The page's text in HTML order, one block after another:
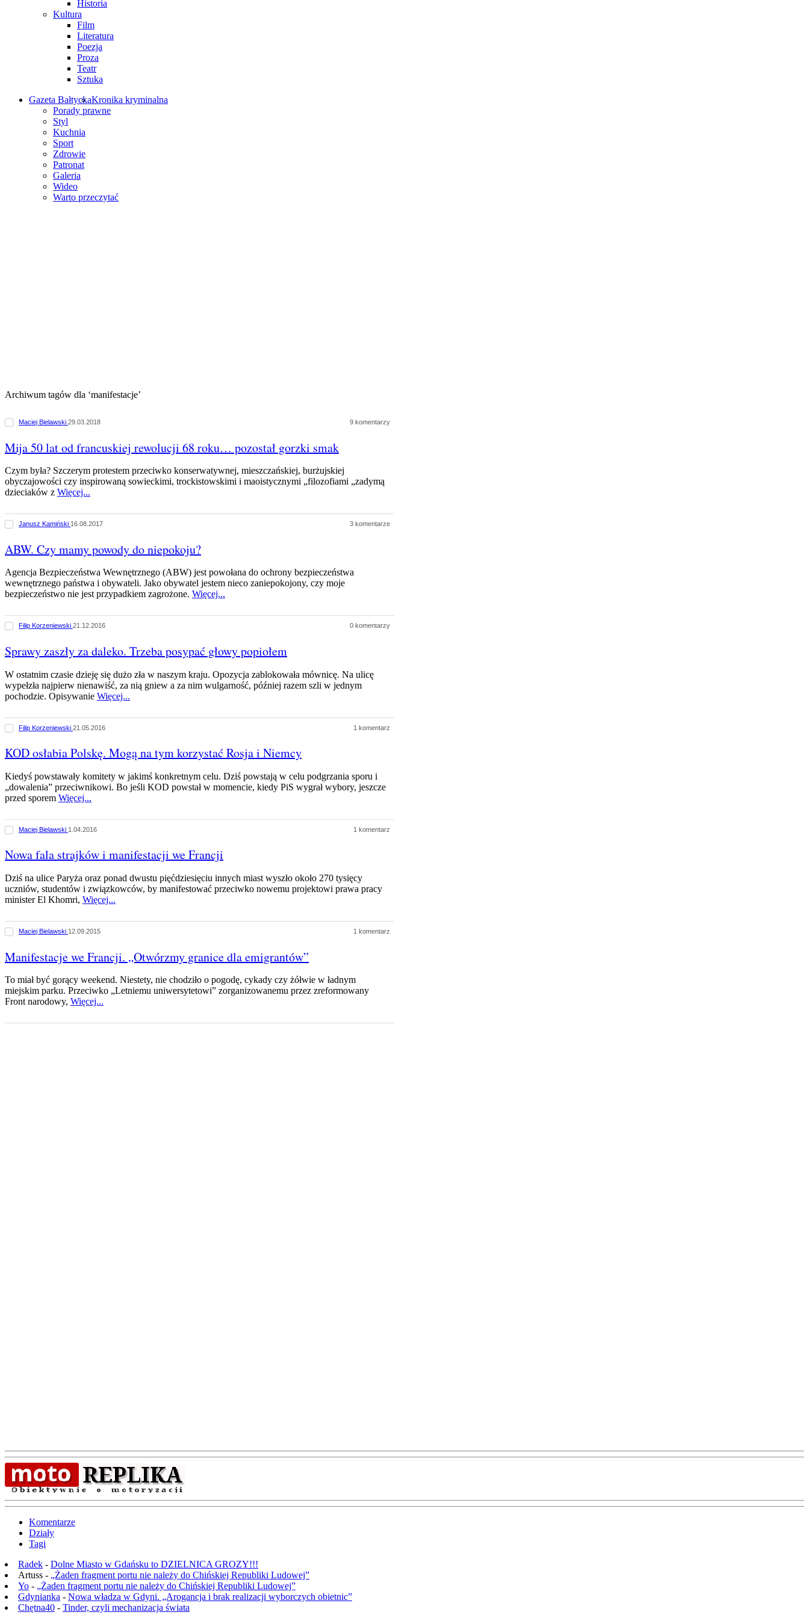
Historia
Kultura
Film
Literatura
Poezja
Proza
Teatr
Sztuka
Gazeta BałtyckaKronika kryminalna
Porady prawne
Styl
Kuchnia
Sport
Zdrowie
Patronat
Galeria
Wideo
Warto przeczytać
Archiwum tagów dla ‘manifestacje’
Maciej Bielawski 29.03.2018 9 komentarzy
Mija 50 lat od francuskiej rewolucji 68 roku… pozostał gorzki smak
Czym była? Szczerym protestem przeciwko konserwatywnej, mieszczańskiej, burżujskiej
obyczajowości czy inspirowaną sowieckimi, trockistowskimi i maoistycznymi „filozofiami „zadymą
dzieciaków z Więcej...
Janusz Kamiński 16.08.2017 3 komentarze
ABW. Czy mamy powody do niepokoju?
Agencja Bezpieczeństwa Wewnętrznego (ABW) jest powołana do ochrony bezpieczeństwa
wewnętrznego państwa i obywateli. Jako obywatel jestem nieco zaniepokojony, czy moje
bezpieczeństwo nie jest przypadkiem zagrożone. Więcej...
Filip Korzeniewski 21.12.2016 0 komentarzy
Sprawy zaszły za daleko. Trzeba posypać głowy popiołem
W ostatnim czasie dzieję się dużo zła w naszym kraju. Opozycja zablokowała mównicę. Na ulicę
wypełzła najpierw nienawiść, za nią gniew a za nim wulgarność, później razem szli w jednym
pochodzie. Opisywanie Więcej...
Filip Korzeniewski 21.05.2016 1 komentarz
KOD osłabia Polskę. Mogą na tym korzystać Rosja i Niemcy
Kiedyś powstawały komitety w jakimś konkretnym celu. Dziś powstają w celu podgrzania sporu i
„dowalenia” przeciwnikowi. Bo jeśli KOD powstał w momencie, kiedy PiS wygrał wybory, jeszcze
przed sporem Więcej...
Maciej Bielawski 1.04.2016 1 komentarz
Nowa fala strajków i manifestacji we Francji
Dziś na ulice Paryża oraz ponad dwustu pięćdziesięciu innych miast wyszło około 270 tysięcy
uczniów, studentów i związkowców, by manifestować przeciwko nowemu projektowi prawa pracy
minister El Khomri, Więcej...
Maciej Bielawski 12.09.2015 1 komentarz
Manifestacje we Francji. „Otwórzmy granice dla emigrantów”
To miał być gorący weekend. Niestety, nie chodziło o pogodę, cykady czy żółwie w ładnym
miejskim parku. Przeciwko „Letniemu uniwersytetowi” zorganizowanemu przez zreformowany
Front narodowy, Więcej...
Komentarze
Działy
Tagi
Radek - Dolne Miasto w Gdańsku to DZIELNICA GROZY!!!
Artuss - „Żaden fragment portu nie należy do Chińskiej Republiki Ludowej”
Yo - „Żaden fragment portu nie należy do Chińskiej Republiki Ludowej”
Gdynianka - Nowa władza w Gdyni. „Arogancja i brak realizacji wyborczych obietnic”
Chętna40 - Tinder, czyli mechanizacja świata